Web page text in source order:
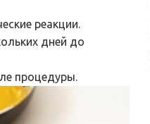
реакции.
дней до
процедуры.